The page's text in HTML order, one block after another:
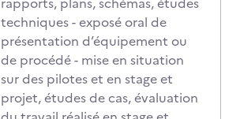
techniques - exposé oral de
présentation d’équipement ou
de procédé - mise en situation
sur des pilotes et en stage et
projet, études de cas, évaluation